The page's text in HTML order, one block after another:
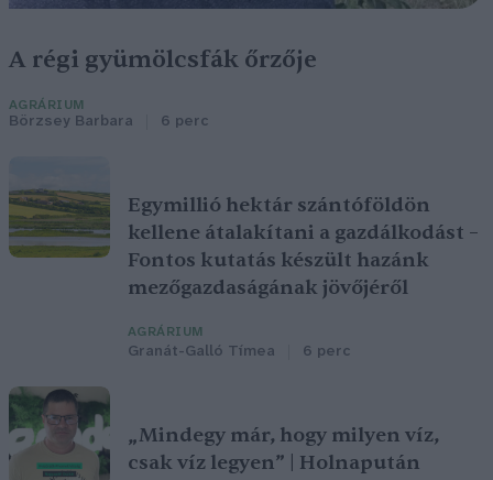
A régi gyümölcsfák őrzője
AGRÁRIUM
Börzsey Barbara 6 perc
Egymillió hektár szántóföldön
kellene átalakítani a gazdálkodást –
Fontos kutatás készült hazánk
mezőgazdaságának jövőjéről
AGRÁRIUM
Granát-Galló Tímea 6 perc
„Mindegy már, hogy milyen víz,
csak víz legyen” | Holnapután